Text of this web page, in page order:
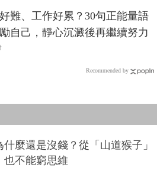
難、工作好累？30句正能量語
自己，靜心沉澱後再繼續努力
Recommended by
麼還是沒錢？從「山道猴子」
也不能窮思維